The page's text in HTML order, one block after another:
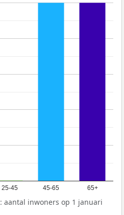
25-45 45-65 65+
aantal inwoners op 1 januari